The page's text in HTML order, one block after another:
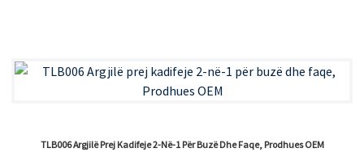
TLB006 Argjilë Prej Kadifeje 2-Në-1 Për Buzë Dhe Faqe, Prodhues OEM